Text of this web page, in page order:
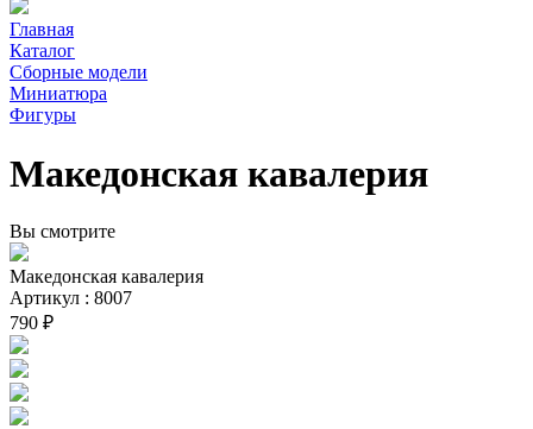
Главная
Каталог
Сборные модели
Миниатюра
Фигуры
Македонская кавалерия
Вы смотрите
Македонская кавалерия
Артикул : 8007
790 ₽